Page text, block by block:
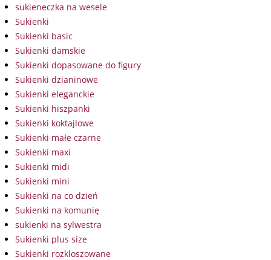
sukieneczka na wesele
Sukienki
Sukienki basic
Sukienki damskie
Sukienki dopasowane do figury
Sukienki dzianinowe
Sukienki eleganckie
Sukienki hiszpanki
Sukienki koktajlowe
Sukienki małe czarne
Sukienki maxi
Sukienki midi
Sukienki mini
Sukienki na co dzień
Sukienki na komunię
sukienki na sylwestra
Sukienki plus size
Sukienki rozkloszowane